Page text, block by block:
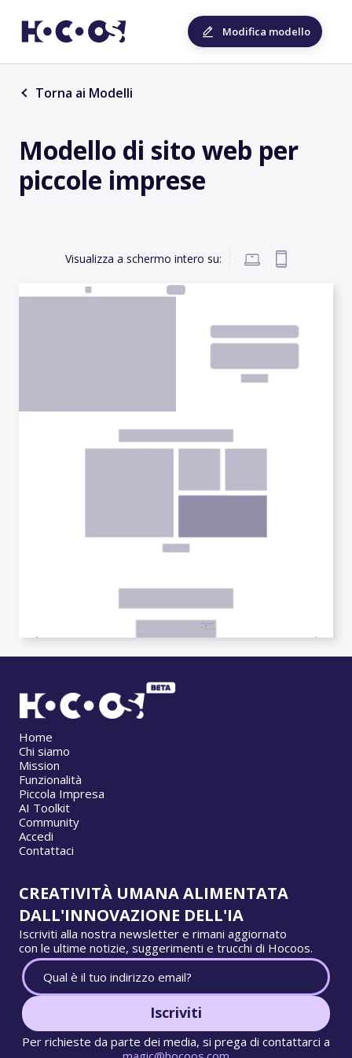
Modifica modello
Torna ai Modelli
Modello di sito web per
piccole imprese
Visualizza a schermo intero su:
Home
Chi siamo
Mission
Funzionalità
Piccola Impresa
AI Toolkit
Community
Accedi
Contattaci
CREATIVITÀ UMANA ALIMENTATA
DALL'INNOVAZIONE DELL'IA
Iscriviti alla nostra newsletter e rimani aggiornato
con le ultime notizie, suggerimenti e trucchi di Hocoos.
Iscriviti
Per richieste da parte dei media, si prega di contattarci a